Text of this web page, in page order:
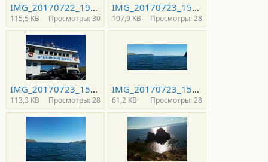
IMG_20170722_194503-600x800.jpg
115,5 KB Просмотры: 30
IMG_20170723_151203-800x600.jpg
107,9 KB Просмотры: 28
IMG_20170723_154256-800x600.jpg
113,3 KB Просмотры: 28
IMG_20170723_154733_1-800x344.jpg
61,2 KB Просмотры: 28